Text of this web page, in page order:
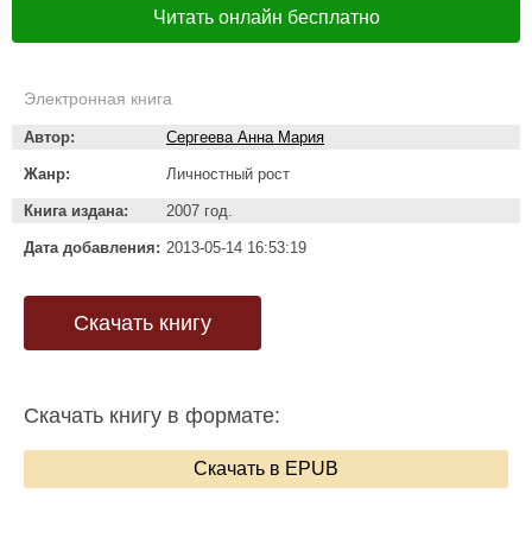
Читать онлайн бесплатно
Электронная книга
Автор: Сергеева Анна Мария
Жанр: Личностный рост
Книга издана: 2007 год.
Дата добавления: 2013-05-14 16:53:19
Скачать книгу
Скачать книгу в формате:
Скачать в EPUB